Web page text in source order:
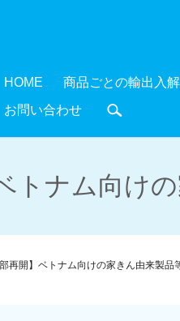
HOME 商品ごとの輸出入
お問い合わせ
トナム向
部再開】ベトナム向けの家きん由来製